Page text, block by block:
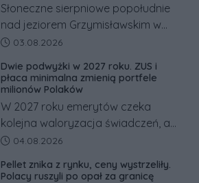
Słoneczne sierpniowe popołudnie
nad jeziorem Grzymisławskim w
powiecie śremskim zakończyło się
odwrócić nawet natychmiastowe
działania służb ratunkowych.
Data dodania artykułu:
03.08.2026
Dwie podwyżki w 2027 roku. ZUS i
płaca minimalna zmienią portfele
milionów Polaków
W 2027 roku emerytów czeka
kolejna waloryzacja świadczeń, a
pracowników podwyżka płacy
tym zmianom zyskają.
Data dodania artykułu:
04.08.2026
Pellet znika z rynku, ceny wystrzeliły.
Polacy ruszyli po opał za granicę